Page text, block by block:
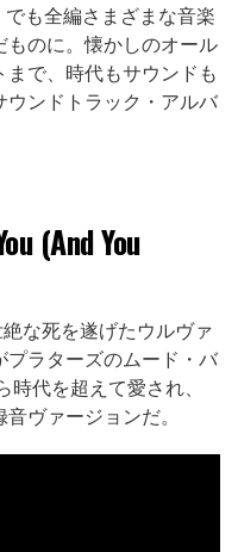
も全編さまざまな音楽
のに。懐かしのオール
で、時代もサウンドも
ンドトラック・アルバ
(And You
な死を遂げたウルヴァ
プラターズのムード・バ
代を超えて愛され、
ヴァージョンだ。